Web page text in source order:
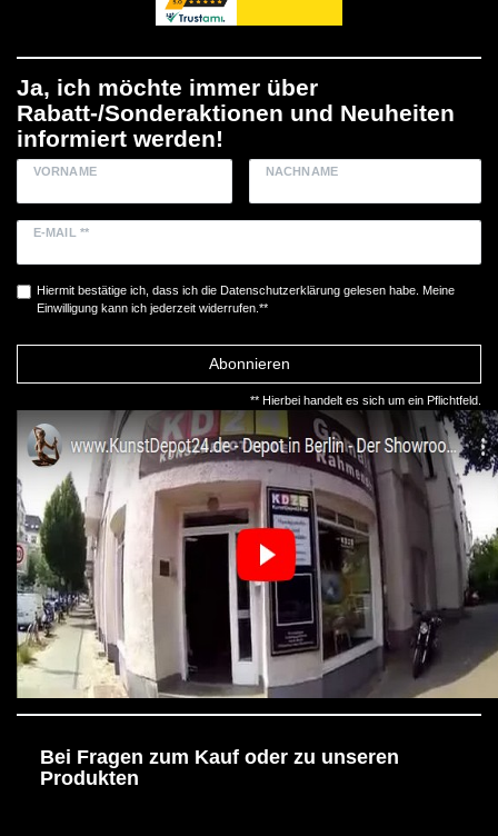
Ja, ich möchte immer über
Rabatt-/Sonderaktionen und Neuheiten
informiert werden!
VORNAME NACHNAME
E-MAIL **
Hiermit bestätige ich, dass ich die Daten­schutz­erklärunggelesen habe. Meine
Einwilligung kann ich jederzeit widerrufen.**
Abonnieren
** Hierbei handelt es sich um ein Pflichtfeld.
Bei Fragen zum Kauf oder zu unseren
Produkten